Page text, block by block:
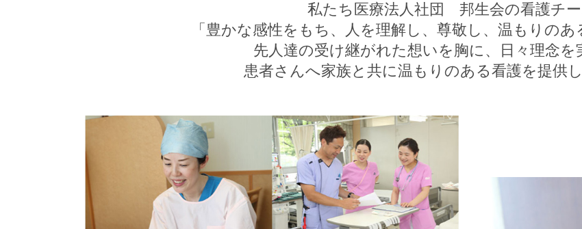
私たち医療法人社団 邦生会の看護チ
「豊かな感性をもち、人を理解し、尊敬し、温もりのあ
先人達の受け継がれた想いを胸に、日々理念を
患者さんへ家族と共に温もりのある看護を提供